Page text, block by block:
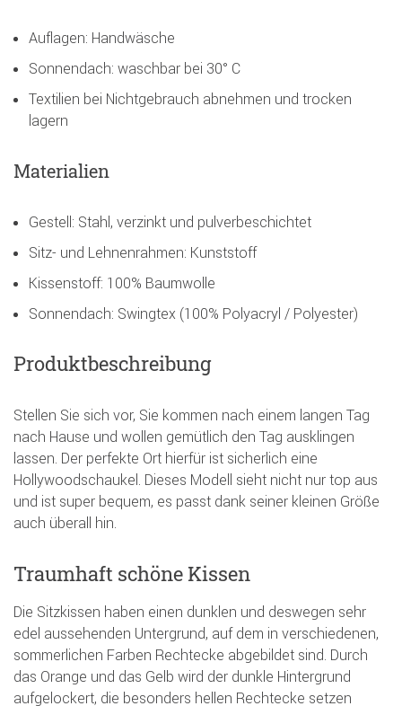
Auflagen: Handwäsche
Sonnendach: waschbar bei 30° C
Textilien bei Nichtgebrauch abnehmen und trocken
lagern
Materialien
Gestell: Stahl, verzinkt und pulverbeschichtet
Sitz- und Lehnenrahmen: Kunststoff
Kissenstoff: 100% Baumwolle
Sonnendach: Swingtex (100% Polyacryl / Polyester)
Produktbeschreibung
Stellen Sie sich vor, Sie kommen nach einem langen Tag
nach Hause und wollen gemütlich den Tag ausklingen
lassen. Der perfekte Ort hierfür ist sicherlich eine
Hollywoodschaukel. Dieses Modell sieht nicht nur top aus
und ist super bequem, es passt dank seiner kleinen Größe
auch überall hin.
Traumhaft schöne Kissen
Die Sitzkissen haben einen dunklen und deswegen sehr
edel aussehenden Untergrund, auf dem in verschiedenen,
sommerlichen Farben Rechtecke abgebildet sind. Durch
das Orange und das Gelb wird der dunkle Hintergrund
aufgelockert, die besonders hellen Rechtecke setzen